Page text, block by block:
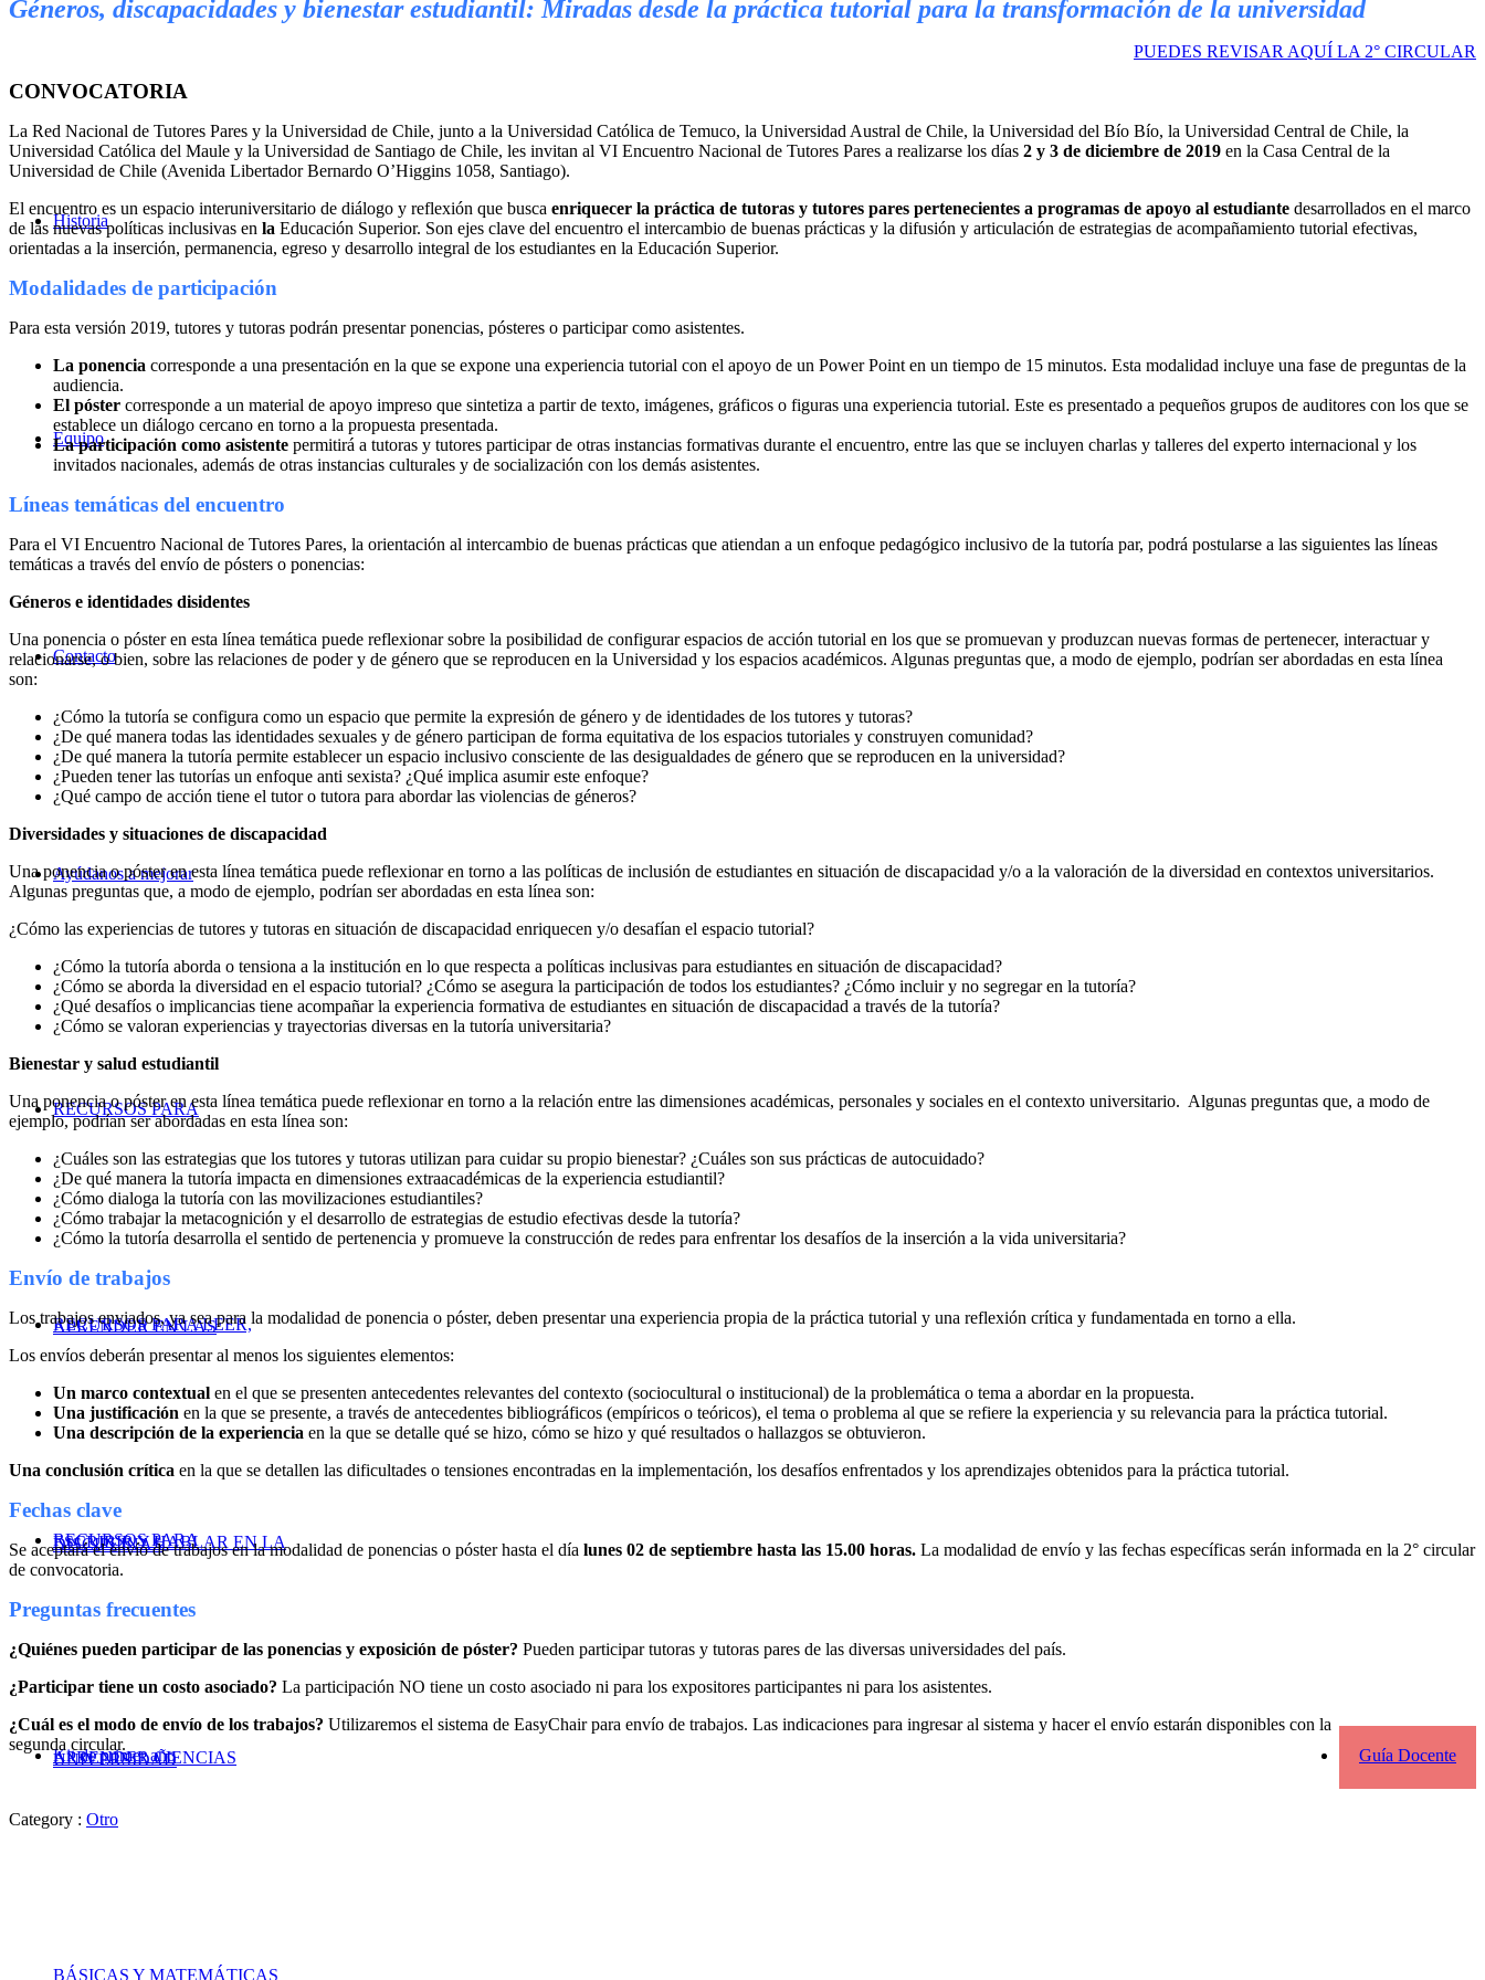
Historia
Equipo
Contacto
Ayúdanos a mejorar
RECURSOS PARA
APRENDER EN LAS
DISCIPLINAS
RECURSOS PARA LEER,
ESCRIBIR Y HABLAR EN LA
UNIVERSIDAD
RECURSOS PARA
APRENDER CIENCIAS
BÁSICAS Y MATEMÁTICAS
Guía Docente
Kit de primer año
Géneros, discapacidades y bienestar estudiantil: Miradas desde la práctica tutorial para la transformación de la universidad
PUEDES REVISAR AQUÍ LA 2° CIRCULAR
CONVOCATORIA
La Red Nacional de Tutores Pares y la Universidad de Chile, junto a la Universidad Católica de Temuco, la Universidad Austral de Chile, la Universidad del Bío Bío, la Universidad Central de Chile, la
Universidad Católica del Maule y la Universidad de Santiago de Chile, les invitan al VI Encuentro Nacional de Tutores Pares a realizarse los días 2 y 3 de diciembre de 2019 en la Casa Central de la
Universidad de Chile (Avenida Libertador Bernardo O’Higgins 1058, Santiago).
El encuentro es un espacio interuniversitario de diálogo y reflexión que busca enriquecer la práctica de tutoras y tutores pares pertenecientes a programas de apoyo al estudiante desarrollados en el marco
de las nuevas políticas inclusivas en la Educación Superior. Son ejes clave del encuentro el intercambio de buenas prácticas y la difusión y articulación de estrategias de acompañamiento tutorial efectivas,
orientadas a la inserción, permanencia, egreso y desarrollo integral de los estudiantes en la Educación Superior.
Modalidades de participación
Para esta versión 2019, tutores y tutoras podrán presentar ponencias, pósteres o participar como asistentes.
La ponencia corresponde a una presentación en la que se expone una experiencia tutorial con el apoyo de un Power Point en un tiempo de 15 minutos. Esta modalidad incluye una fase de preguntas de la
audiencia.
El póster corresponde a un material de apoyo impreso que sintetiza a partir de texto, imágenes, gráficos o figuras una experiencia tutorial. Este es presentado a pequeños grupos de auditores con los que se
establece un diálogo cercano en torno a la propuesta presentada.
La participación como asistente permitirá a tutoras y tutores participar de otras instancias formativas durante el encuentro, entre las que se incluyen charlas y talleres del experto internacional y los
invitados nacionales, además de otras instancias culturales y de socialización con los demás asistentes.
Líneas temáticas del encuentro
Para el VI Encuentro Nacional de Tutores Pares, la orientación al intercambio de buenas prácticas que atiendan a un enfoque pedagógico inclusivo de la tutoría par, podrá postularse a las siguientes las líneas
temáticas a través del envío de pósters o ponencias:
Géneros e identidades disidentes
Una ponencia o póster en esta línea temática puede reflexionar sobre la posibilidad de configurar espacios de acción tutorial en los que se promuevan y produzcan nuevas formas de pertenecer, interactuar y
relacionarse, o bien, sobre las relaciones de poder y de género que se reproducen en la Universidad y los espacios académicos. Algunas preguntas que, a modo de ejemplo, podrían ser abordadas en esta línea
son:
¿Cómo la tutoría se configura como un espacio que permite la expresión de género y de identidades de los tutores y tutoras?
¿De qué manera todas las identidades sexuales y de género participan de forma equitativa de los espacios tutoriales y construyen comunidad?
¿De qué manera la tutoría permite establecer un espacio inclusivo consciente de las desigualdades de género que se reproducen en la universidad?
¿Pueden tener las tutorías un enfoque anti sexista? ¿Qué implica asumir este enfoque?
¿Qué campo de acción tiene el tutor o tutora para abordar las violencias de géneros?
Diversidades y situaciones de discapacidad
Una ponencia o póster en esta línea temática puede reflexionar en torno a las políticas de inclusión de estudiantes en situación de discapacidad y/o a la valoración de la diversidad en contextos universitarios.
Algunas preguntas que, a modo de ejemplo, podrían ser abordadas en esta línea son:
¿Cómo las experiencias de tutores y tutoras en situación de discapacidad enriquecen y/o desafían el espacio tutorial?
¿Cómo la tutoría aborda o tensiona a la institución en lo que respecta a políticas inclusivas para estudiantes en situación de discapacidad?
¿Cómo se aborda la diversidad en el espacio tutorial? ¿Cómo se asegura la participación de todos los estudiantes? ¿Cómo incluir y no segregar en la tutoría?
¿Qué desafíos o implicancias tiene acompañar la experiencia formativa de estudiantes en situación de discapacidad a través de la tutoría?
¿Cómo se valoran experiencias y trayectorias diversas en la tutoría universitaria?
Bienestar y salud estudiantil
Una ponencia o póster en esta línea temática puede reflexionar en torno a la relación entre las dimensiones académicas, personales y sociales en el contexto universitario. Algunas preguntas que, a modo de
ejemplo, podrían ser abordadas en esta línea son:
¿Cuáles son las estrategias que los tutores y tutoras utilizan para cuidar su propio bienestar? ¿Cuáles son sus prácticas de autocuidado?
¿De qué manera la tutoría impacta en dimensiones extraacadémicas de la experiencia estudiantil?
¿Cómo dialoga la tutoría con las movilizaciones estudiantiles?
¿Cómo trabajar la metacognición y el desarrollo de estrategias de estudio efectivas desde la tutoría?
¿Cómo la tutoría desarrolla el sentido de pertenencia y promueve la construcción de redes para enfrentar los desafíos de la inserción a la vida universitaria?
Envío de trabajos
Los trabajos enviados, ya sea para la modalidad de ponencia o póster, deben presentar una experiencia propia de la práctica tutorial y una reflexión crítica y fundamentada en torno a ella.
Los envíos deberán presentar al menos los siguientes elementos:
Un marco contextual en el que se presenten antecedentes relevantes del contexto (sociocultural o institucional) de la problemática o tema a abordar en la propuesta.
Una justificación en la que se presente, a través de antecedentes bibliográficos (empíricos o teóricos), el tema o problema al que se refiere la experiencia y su relevancia para la práctica tutorial.
Una descripción de la experiencia en la que se detalle qué se hizo, cómo se hizo y qué resultados o hallazgos se obtuvieron.
Una conclusión crítica en la que se detallen las dificultades o tensiones encontradas en la implementación, los desafíos enfrentados y los aprendizajes obtenidos para la práctica tutorial.
Fechas clave
Se aceptará el envío de trabajosen la modalidad de ponencias o póster hasta el día lunes 02 de septiembre hasta las 15.00 horas. La modalidad de envío y las fechas específicas serán informada en la 2° circular
de convocatoria.
Preguntas frecuentes
¿Quiénes pueden participar de las ponencias y exposición de póster? Pueden participar tutoras y tutoras pares de las diversas universidades del país.
¿Participar tiene un costo asociado? La participación NO tiene un costo asociado ni para los expositores participantes ni para los asistentes.
¿Cuál es el modo de envío de los trabajos? Utilizaremos el sistema de EasyChair para envío de trabajos. Las indicaciones para ingresar al sistema y hacer el envío estarán disponibles con la
segunda circular.
Category : Otro